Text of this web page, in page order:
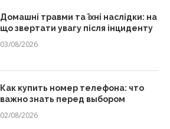
Домашні травми та їхні наслідки: на
що звертати увагу після інциденту
03/08/2026
Как купить номер телефона: что
важно знать перед выбором
02/08/2026